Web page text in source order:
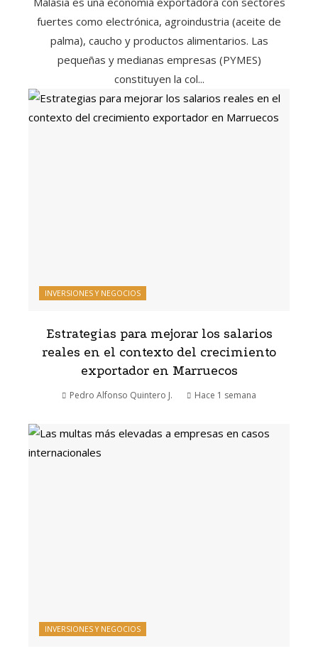
fuertes como electrónica, agroindustria (aceite de
palma), caucho y productos alimentarios. Las
pequeñas y medianas empresas (PYMES)
constituyen la col...
INVERSIONES Y NEGOCIOS
Estrategias para mejorar los salarios
reales en el contexto del crecimiento
exportador en Marruecos
Pedro Alfonso Quintero J. Hace 1 semana
INVERSIONES Y NEGOCIOS